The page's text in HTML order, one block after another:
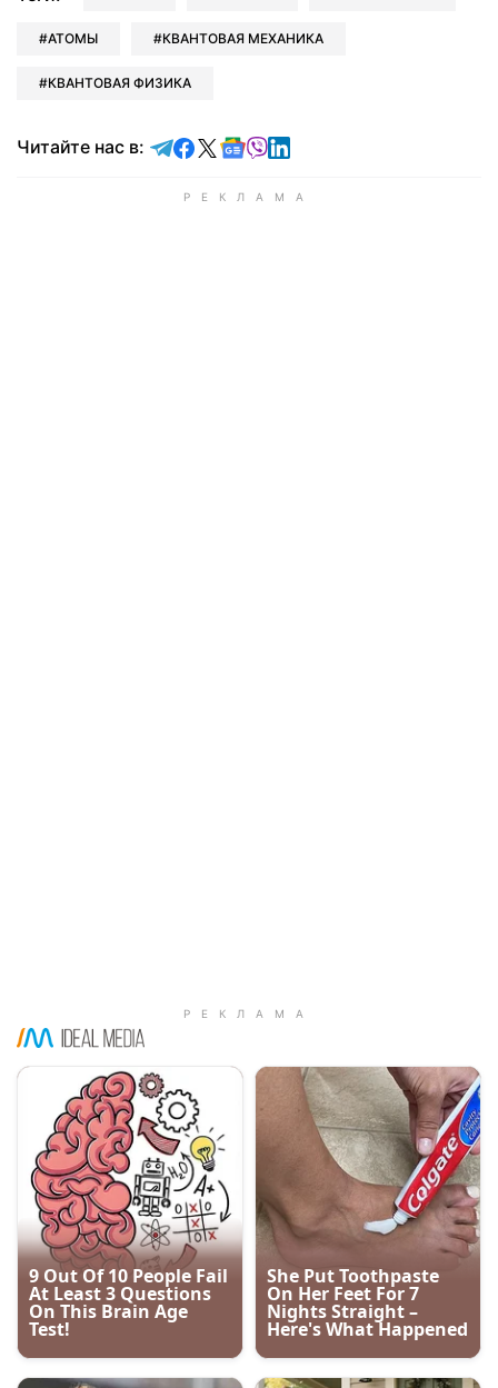
АТОМЫ КВАНТОВАЯ МЕХАНИКА
КВАНТОВАЯ ФИЗИКА
Читайте нас в: Читайте в Telegram
Читайте в Facebook
Читайте в X
Читайте в Google news
Читайте в Viber
Читайте в LinkedIn